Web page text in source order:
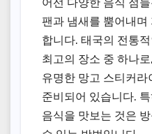
팬과 냄새를 뿜어내
합니다. 태국의 전통
최고의 장소 중 하나
유명한 망고 스티커
준비되어 있습니다.
음식을 맛보는 것은